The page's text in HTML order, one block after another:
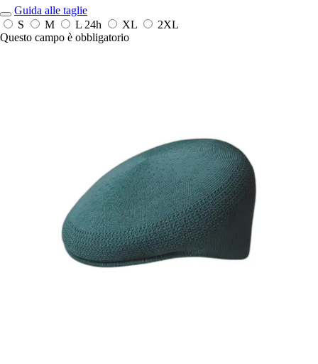
Guida alle taglie
S
M L 24h XL
2XL
Questo campo è obbligatorio